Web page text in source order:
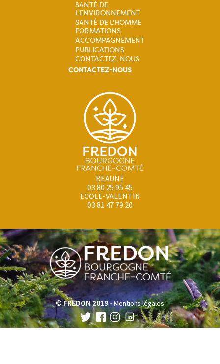
Navigation
principale
SANTÉ DE
L'ENVIRONNEMENT
SANTÉ DE L'HOMME
FORMATIONS
ACCOMPAGNEMENT
PUBLICATIONS
CONTACTEZ-NOUS
CONTACTEZ-NOUS
BEAUNE
03 80 25 95 45
ECOLE-VALENTIN
03 81 47 79 20
© FREDON 2019 -Mentions légales